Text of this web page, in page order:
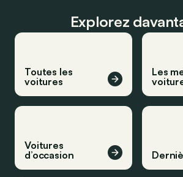
Explorez
Toutes les
voitures
Les
Voitures
d’occasion